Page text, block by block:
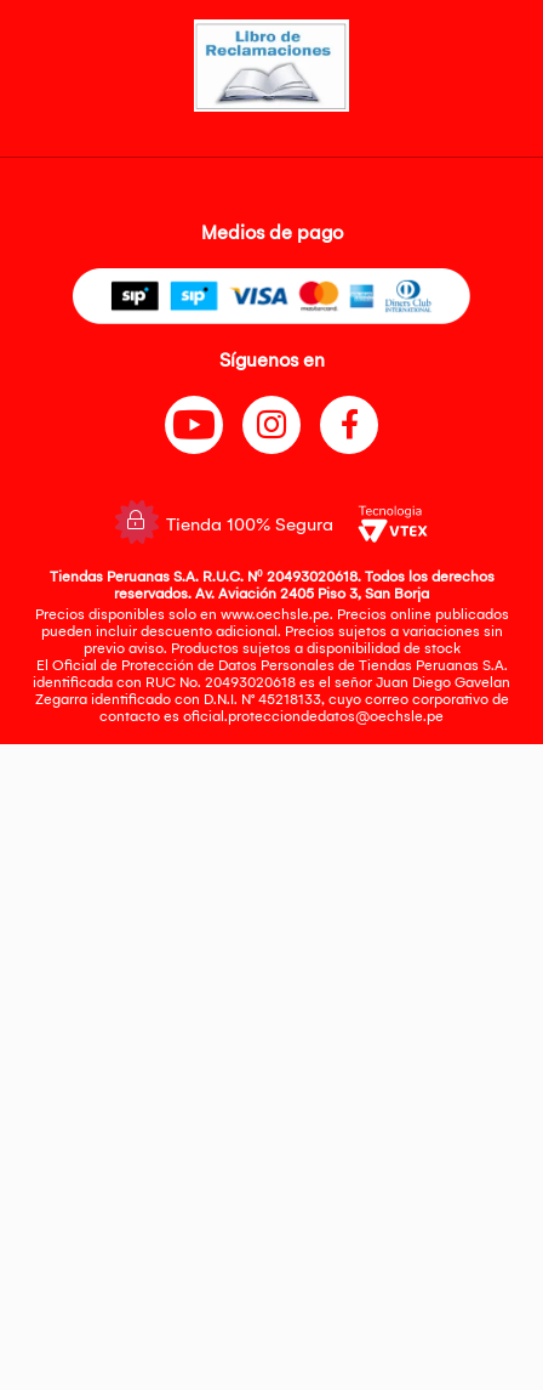
Medios de pago
Síguenos en
Tienda 100% Segura
Tiendas Peruanas S.A. R.U.C. Nº 20493020618. Todos los derechos
reservados. Av. Aviación 2405 Piso 3, San Borja
Precios disponibles solo en www.oechsle.pe. Precios online publicados
pueden incluir descuento adicional. Precios sujetos a variaciones sin
previo aviso. Productos sujetos a disponibilidad de stock
El Oficial de Protección de Datos Personales de Tiendas Peruanas S.A.
identificada con RUC No. 20493020618 es el señor Juan Diego Gavelan
Zegarra identificado con D.N.I. N° 45218133, cuyo correo corporativo de
contacto es oficial.protecciondedatos@oechsle.pe